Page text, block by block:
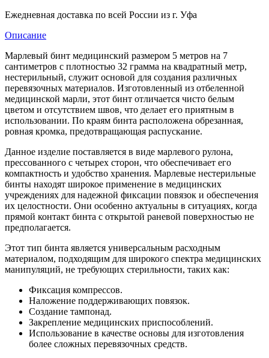
Ежедневная доставка по всей России из г. Уфа
Описание
Марлевый бинт медицинский размером 5 метров на 7
сантиметров с плотностью 32 грамма на квадратный метр,
нестерильный, служит основой для создания различных
перевязочных материалов. Изготовленный из отбеленной
медицинской марли, этот бинт отличается чисто белым
цветом и отсутствием швов, что делает его приятным в
использовании. По краям бинта расположена обрезанная,
ровная кромка, предотвращающая распускание.
Данное изделие поставляется в виде марлевого рулона,
прессованного с четырех сторон, что обеспечивает его
компактность и удобство хранения. Марлевые нестерильные
бинты находят широкое применение в медицинских
учреждениях для надежной фиксации повязок и обеспечения
их целостности. Они особенно актуальны в ситуациях, когда
прямой контакт бинта с открытой раневой поверхностью не
предполагается.
Этот тип бинта является универсальным расходным
материалом, подходящим для широкого спектра медицинских
манипуляций, не требующих стерильности, таких как:
Фиксация компрессов.
Наложение поддерживающих повязок.
Создание тампонад.
Закрепление медицинских приспособлений.
Использование в качестве основы для изготовления
более сложных перевязочных средств.